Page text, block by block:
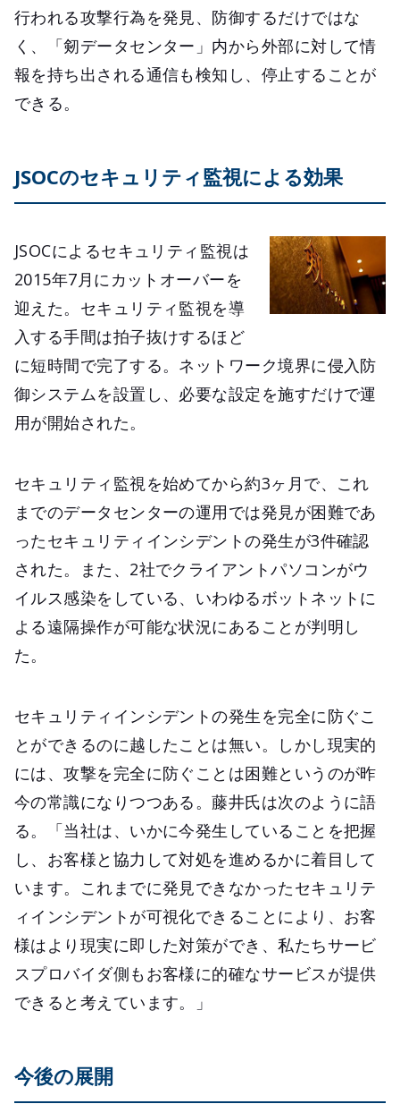
行われる攻撃行為を発見、防御するだけではな
く、「剱データセンター」内から外部に対して情
報を持ち出される通信も検知し、停止することが
できる。
JSOCのセキュリティ監視による効果
JSOCによるセキュリティ監視は
2015年7月にカットオーバーを
迎えた。セキュリティ監視を導
入する手間は拍子抜けするほど
に短時間で完了する。ネットワーク境界に侵入防
御システムを設置し、必要な設定を施すだけで運
用が開始された。
セキュリティ監視を始めてから約3ヶ月で、これ
までのデータセンターの運用では発見が困難であ
ったセキュリティインシデントの発生が3件確認
された。また、2社でクライアントパソコンがウ
イルス感染をしている、いわゆるボットネットに
よる遠隔操作が可能な状況にあることが判明し
た。
セキュリティインシデントの発生を完全に防ぐこ
とができるのに越したことは無い。しかし現実的
には、攻撃を完全に防ぐことは困難というのが昨
今の常識になりつつある。藤井氏は次のように語
る。「当社は、いかに今発生していることを把握
し、お客様と協力して対処を進めるかに着目して
います。これまでに発見できなかったセキュリテ
ィインシデントが可視化できることにより、お客
様はより現実に即した対策ができ、私たちサービ
スプロバイダ側もお客様に的確なサービスが提供
できると考えています。」
今後の展開